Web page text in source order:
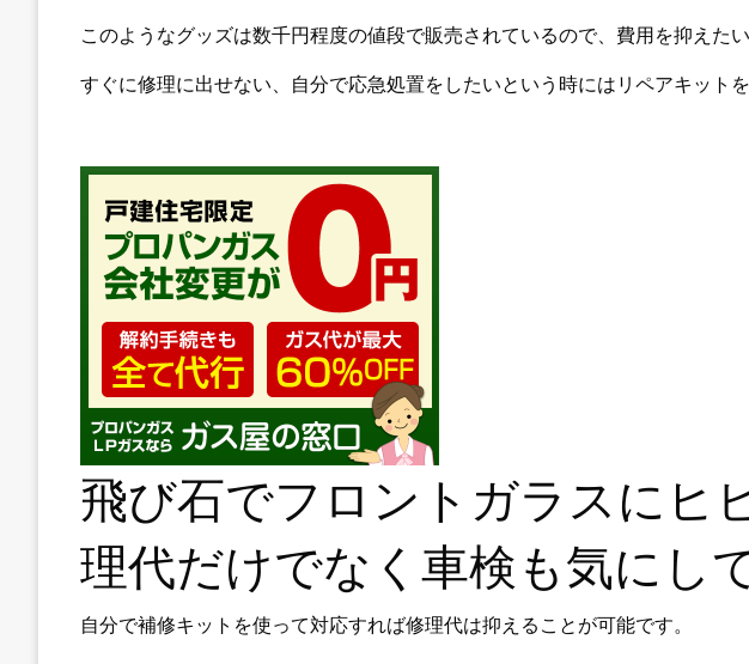
このようなグッズは数千円程度の値段で販売されているので、費用を抑えたい
すぐに修理に出せない、自分で応急処置をしたいという時にはリペアキット
飛び石でフロントガラスにヒ
理代だけでなく車検も気にし
自分で補修キットを使って対応すれば修理代は抑えることが可能です。